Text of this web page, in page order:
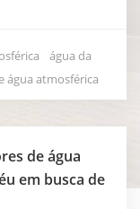
que
presente no ...
água da
água atmosférica
de água
em busca de